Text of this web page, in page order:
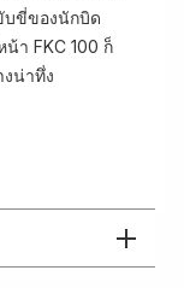
บขี่ของนักบิด
า FKC 100 ก็
น่าทึ่ง